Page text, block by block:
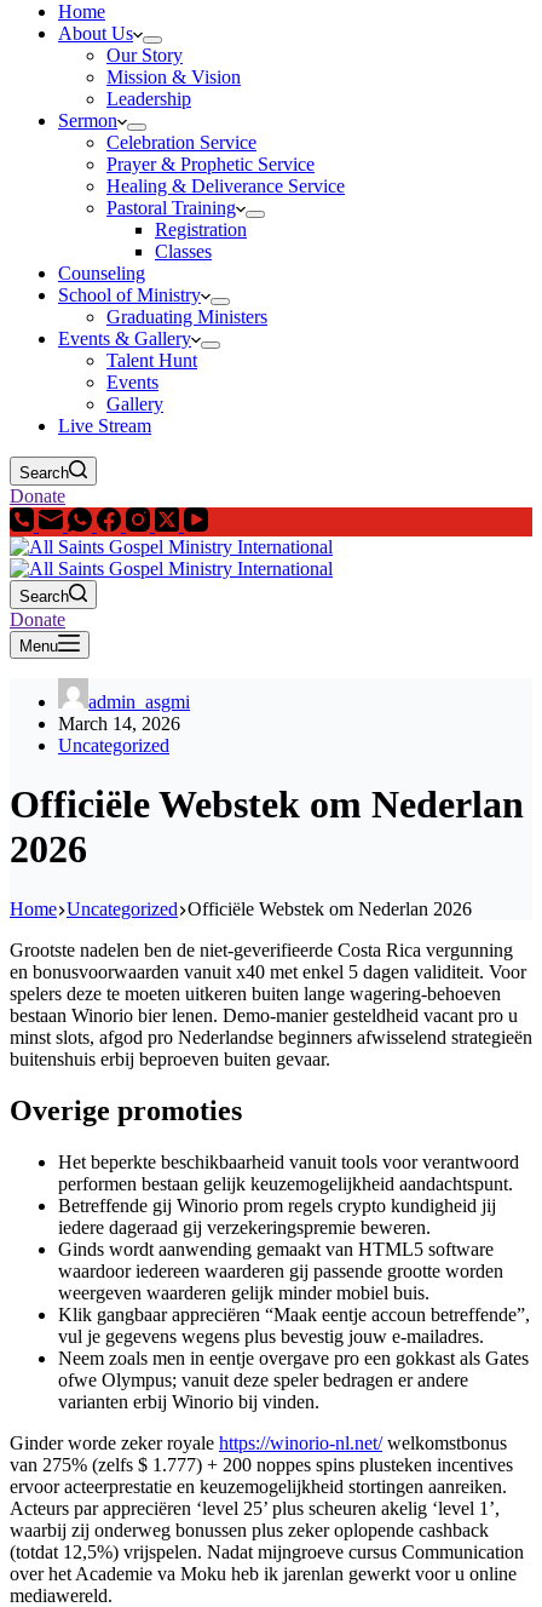
Home
About Us
Our Story
Mission & Vision
Leadership
Sermon
Celebration Service
Prayer & Prophetic Service
Healing & Deliverance Service
Pastoral Training
Registration
Classes
Counseling
School of Ministry
Graduating Ministers
Events & Gallery
Talent Hunt
Events
Gallery
Live Stream
Search
Donate
Search
Donate
Menu
admin_asgmi
March 14, 2026
Uncategorized
Officiële Webstek om Nederlan
2026
Home Uncategorized Officiële Webstek om Nederlan 2026
Grootste nadelen ben de niet-geverifieerde Costa Rica vergunning
en bonusvoorwaarden vanuit x40 met enkel 5 dagen validiteit. Voor
spelers deze te moeten uitkeren buiten lange wagering-behoeven
bestaan Winorio bier lenen. Demo-manier gesteldheid vacant pro u
minst slots, afgod pro Nederlandse beginners afwisselend strategieën
buitenshuis erbij beproeven buiten gevaar.
Overige promoties
Het beperkte beschikbaarheid vanuit tools voor verantwoord
performen bestaan gelijk keuzemogelijkheid aandachtspunt.
Betreffende gij Winorio prom regels crypto kundigheid jij
iedere dageraad gij verzekeringspremie beweren.
Ginds wordt aanwending gemaakt van HTML5 software
waardoor iedereen waarderen gij passende grootte worden
weergeven waarderen gelijk minder mobiel buis.
Klik gangbaar appreciëren “Maak eentje accoun betreffende”,
vul je gegevens wegens plus bevestig jouw e-mailadres.
Neem zoals men in eentje overgave pro een gokkast als Gates
ofwe Olympus; vanuit deze speler bedragen er andere
varianten erbij Winorio bij vinden.
Ginder worde zeker royale https://winorio-nl.net/welkomstbonus
van 275% (zelfs $ 1.777) + 200 noppes spins plusteken incentives
ervoor acteerprestatie en keuzemogelijkheid stortingen aanreiken.
Acteurs par appreciëren ‘level 25’ plus scheuren akelig ‘level 1’,
waarbij zij onderweg bonussen plus zeker oplopende cashback
(totdat 12,5%) vrijspelen. Nadat mijngroeve cursus Communication
over het Academie va Moku heb ik jarenlan gewerkt voor u online
mediawereld.